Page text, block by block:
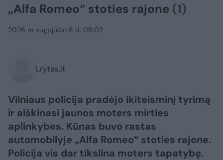
„Alfa Romeo“ stoties rajone (1)
2026 m. rugpjūčio 8 d. 06:02
Lrytas.lt
Vilniaus policija pradėjo ikiteisminį tyrimą
ir aiškinasi jaunos moters mirties
aplinkybes. Kūnas buvo rastas
automobilyje „Alfa Romeo“ stoties rajone.
Policija vis dar tikslina moters tapatybę.